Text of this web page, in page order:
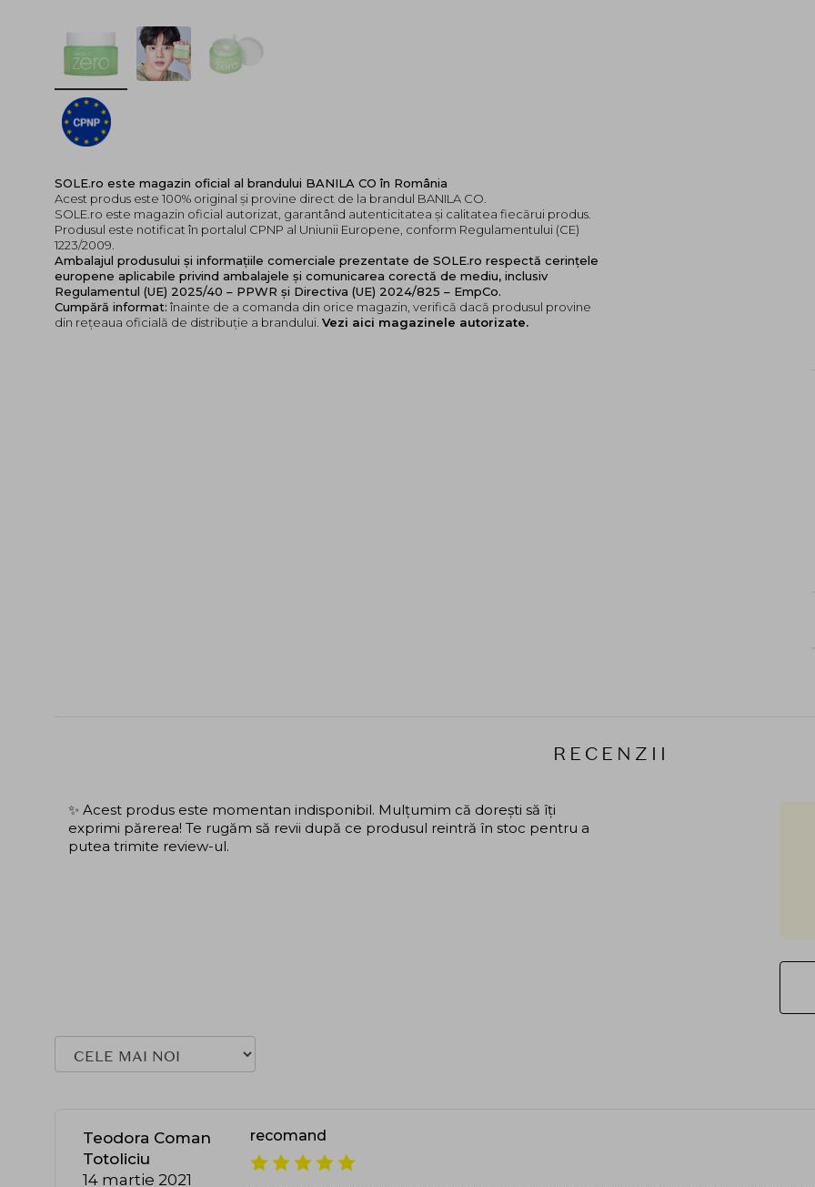
SOLE.ro este magazin oficial al brandului BANILA CO în România
Acest produs este 100% original și provine direct de la brandul BANILA CO.
SOLE.ro este magazin oficial autorizat, garantând autenticitatea și calitatea fiecărui produs.
Produsul este notificat în portalul CPNP al Uniunii Europene, conform Regulamentului (CE)
1223/2009.
Ambalajul produsului și informațiile comerciale prezentate de SOLE.ro respectă cerințele
europene aplicabile privind ambalajele și comunicarea corectă de mediu, inclusiv
Regulamentul (UE) 2025/40 – PPWR și Directiva (UE) 2024/825 – EmpCo.
Cumpără informat: înainte de a comanda din orice magazin, verifică dacă produsul provine
din rețeaua oficială de distribuție a brandului. Vezi aici magazinele autorizate.
RECENZII
✨ Acest produs este momentan indisponibil. Mulțumim că dorești să îți
exprimi părerea! Te rugăm să revii după ce produsul reintră în stoc pentru a
putea trimite review-ul.
Teodora Coman
Totoliciu
14 martie 2021
recomand